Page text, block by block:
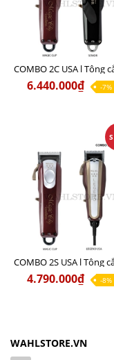
6.440.000₫ -7%
4.790.000₫ -8%
WAHLSTORE.VN